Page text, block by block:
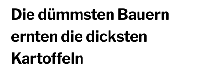
Die dümmsten Bauern
ernten die dicksten
Kartoffeln